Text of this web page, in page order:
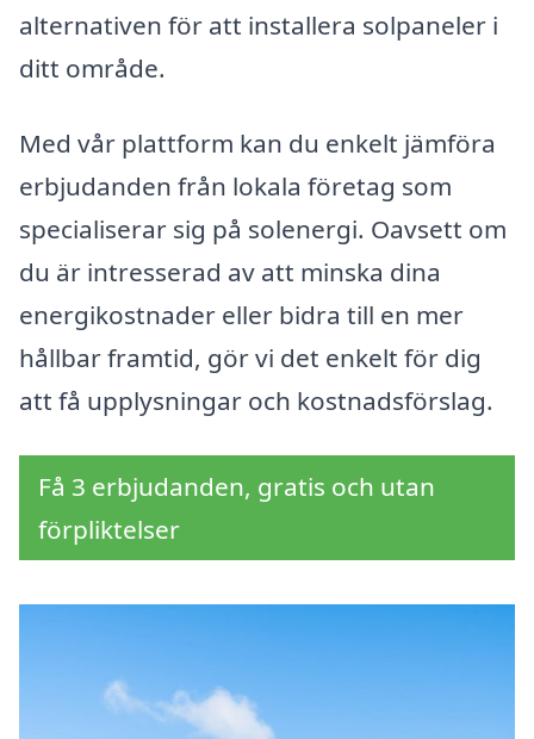
alternativen för att installera solpaneler i
ditt område.
Med vår plattform kan du enkelt jämföra
erbjudanden från lokala företag som
specialiserar sig på solenergi. Oavsett om
du är intresserad av att minska dina
energikostnader eller bidra till en mer
hållbar framtid, gör vi det enkelt för dig
att få upplysningar och kostnadsförslag.
Få 3 erbjudanden, gratis och utan
förpliktelser